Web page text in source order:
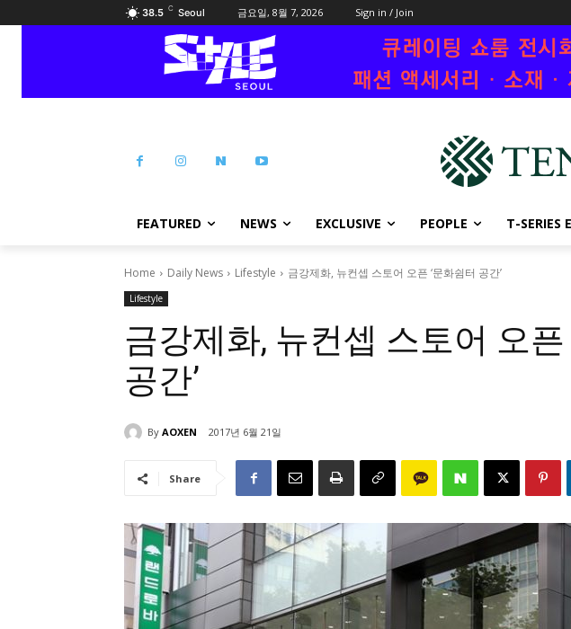
38.5 C Seoul 금요일, 8월 7, 2026 Sign in / Join
FEATURED NEWS EXCLUSIVE PEOPLE T-SERIES
Home Daily News Lifestyle 금강제화, 뉴컨셉 스토어 오픈 ‘문화쉼터 공간’
Lifestyle
금강제화, 뉴컨셉 스토어 오픈
공간’
By AOXEN 2017년 6월 21일
Share